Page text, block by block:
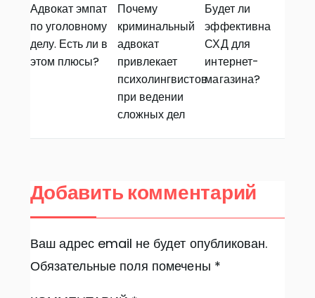
Адвокат эмпат
по уголовному
делу. Есть ли в
этом плюсы?
Почему
криминальный
адвокат
привлекает
психолингвистов
при ведении
сложных дел
Будет ли
эффективна
СХД для
интернет-
магазина?
Добавить комментарий
Ваш адрес email не будет опубликован.
Обязательные поля помечены *